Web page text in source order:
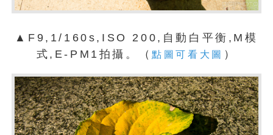
▲F9,1/160s,ISO 200,自動白平衡,M模
式,E-PM1拍攝。（點圖可看大圖 ）